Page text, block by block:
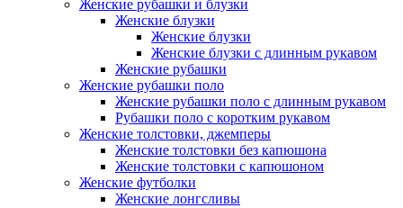
Женские рубашки и блузки
Женские блузки
Женские блузки
Женские блузки с длинным рукавом
Женские рубашки
Женские рубашки поло
Женские рубашки поло с длинным рукавом
Рубашки поло с коротким рукавом
Женские толстовки, джемперы
Женские толстовки без капюшона
Женские толстовки с капюшоном
Женские футболки
Женские лонгсливы